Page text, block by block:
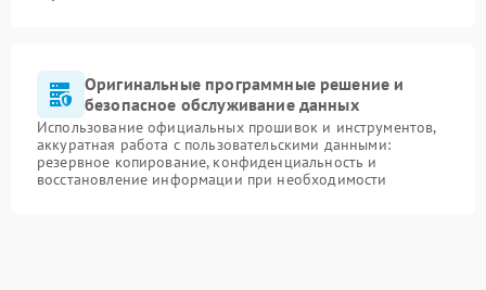
Оригинальные программные решение и
безопасное обслуживание данных
Использование официальных прошивок и инструментов,
аккуратная работа с пользовательскими данными:
резервное копирование, конфиденциальность и
восстановление информации при необходимости